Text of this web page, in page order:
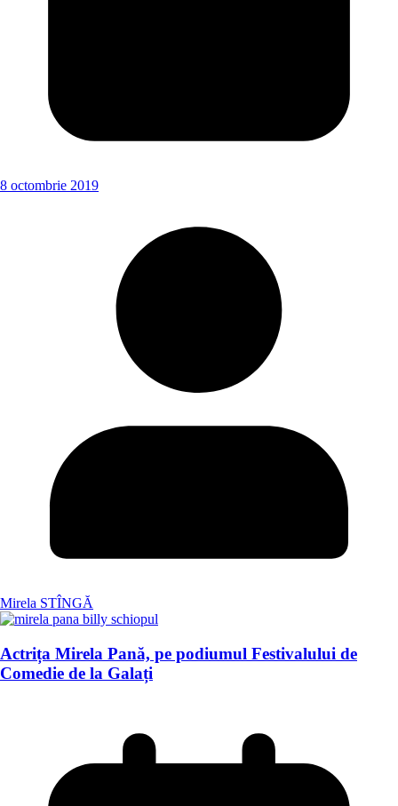
8 octombrie 2019
Mirela STÎNGĂ
Actrița Mirela Pană, pe podiumul Festivalului de
Comedie de la Galați